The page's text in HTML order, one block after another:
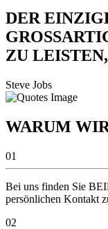
DER
ZU
Steve Jobs
WARUM
01
Bei uns finden Sie
persönlichen Kontakt
02